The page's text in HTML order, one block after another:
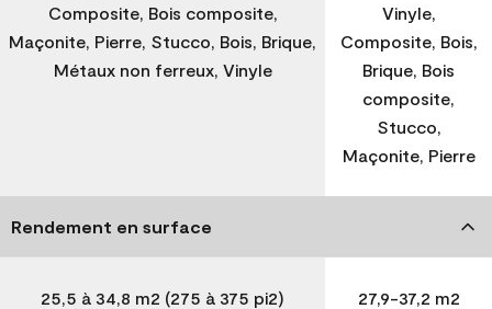
Composite, Bois composite,
Maçonite, Pierre, Stucco, Bois, Brique,
Métaux non ferreux, Vinyle
Vinyle,
Composite, Bois,
Brique, Bois
composite,
Stucco,
Maçonite, Pierre
Rendement en surface
25,5 à 34,8 m2 (275 à 375 pi2)
27,9-37,2 m2